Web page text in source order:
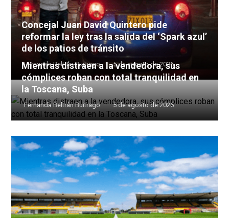
Concejal Juan David Quintero pide
reformar la ley tras la salida del ‘Spark azul’
de los patios de tránsito
Fernanda Beltrán Buitrago 5 de agosto de 2026
Mientras distraen a la vendedora, sus
cómplices roban con total tranquilidad en
la Toscana, Suba
Fernanda Beltrán Buitrago 5 de agosto de 2026